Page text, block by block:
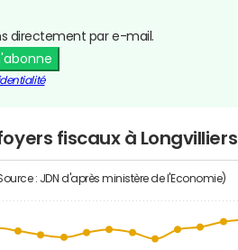
directement par e-mail.
fiscaux à Longvilliers
: JDN d'après ministère de l'Economie)